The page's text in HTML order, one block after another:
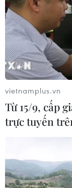
vietnamplus.vn
Từ 15/9, cấp
trực tuyến